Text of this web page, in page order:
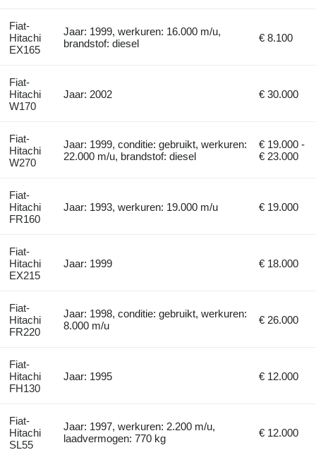
Fiat-
Hitachi
EX165
Jaar: 1999, werkuren: 16.000 m/u,
brandstof: diesel
€ 8.100
Fiat-
Hitachi
W170
Jaar: 2002 € 30.000
Fiat-
Hitachi
W270
Jaar: 1999, conditie: gebruikt, werkuren:
22.000 m/u, brandstof: diesel
€ 19.000 -
€ 23.000
Fiat-
Hitachi
FR160
Jaar: 1993, werkuren: 19.000 m/u € 19.000
Fiat-
Hitachi
EX215
Jaar: 1999 € 18.000
Fiat-
Hitachi
FR220
Jaar: 1998, conditie: gebruikt, werkuren:
8.000 m/u
€ 26.000
Fiat-
Hitachi
FH130
Jaar: 1995 € 12.000
Fiat-
Hitachi
SL55
Jaar: 1997, werkuren: 2.200 m/u,
laadvermogen: 770 kg
€ 12.000